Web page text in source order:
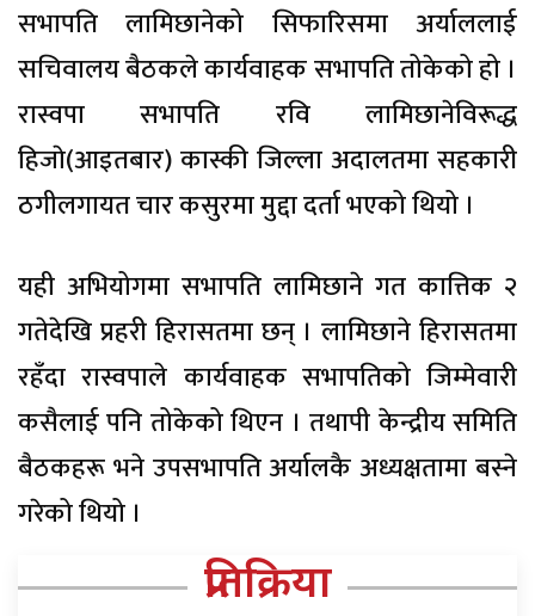
सभापति लामिछानेको सिफारिसमा अर्याललाई
सचिवालय बैठकले कार्यवाहक सभापति तोकेको हो ।
रास्वपा सभापति रवि लामिछानेविरूद्ध
हिजाे(आइतबार) कास्की जिल्ला अदालतमा सहकारी
ठगीलगायत चार कसुरमा मुद्दा दर्ता भएको थियो ।
यही अभियोगमा सभापति लामिछाने गत कात्तिक २
गतेदेखि प्रहरी हिरासतमा छन् । लामिछाने हिरासतमा
रहँदा रास्वपाले कार्यवाहक सभापतिको जिम्मेवारी
कसैलाई पनि तोकेको थिएन । तथापी केन्द्रीय समिति
बैठकहरू भने उपसभापति अर्यालकै अध्यक्षतामा बस्ने
गरेको थियो ।
प्रतिक्रिया